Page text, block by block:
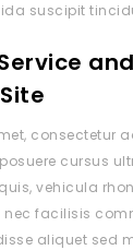
suscipit
consectetur
cursus
vehicula
facilisis
aliquet sed